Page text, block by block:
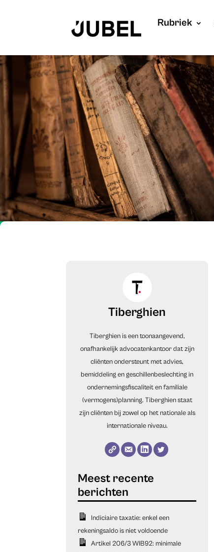
Rubriek
Tiberghien
Tiberghien is een toonaangevend,
onafhankelijk advocatenkantoor dat zijn
cliënten ondersteunt met advies,
bemiddeling en geschillenbeslechting in
ondernemingsfiscaliteit en familiale
(vermogens)planning. Tiberghien staat
zijn cliënten bij zowel op het nationale als
internationale niveau.
Indiciaire taxatie: enkel een
rekeningsaldo is niet voldoende
Artikel 206/3 WIB92: minimale